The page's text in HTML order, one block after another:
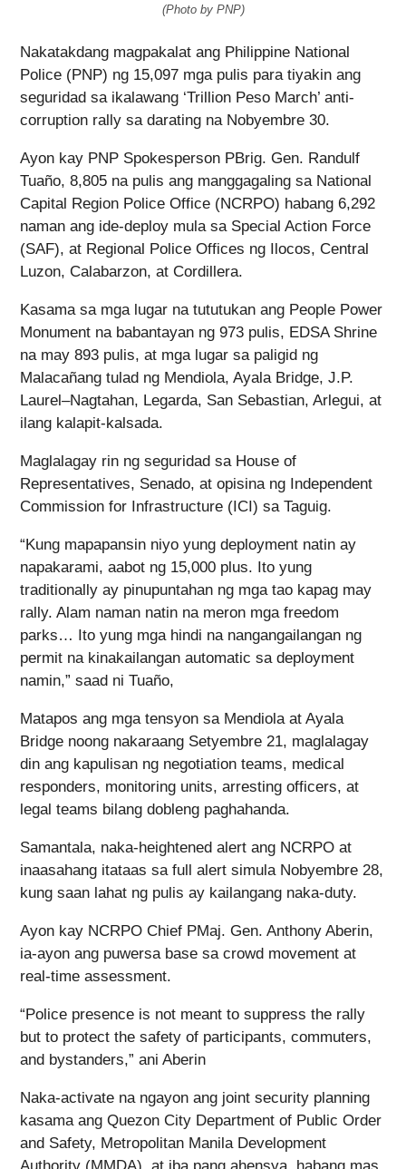
(Photo by PNP)
Nakatakdang magpakalat ang Philippine National
Police (PNP) ng 15,097 mga pulis para tiyakin ang
seguridad sa ikalawang ‘Trillion Peso March’ anti-
corruption rally sa darating na Nobyembre 30.
Ayon kay PNP Spokesperson PBrig. Gen. Randulf
Tuaño, 8,805 na pulis ang manggagaling sa National
Capital Region Police Office (NCRPO) habang 6,292
naman ang ide-deploy mula sa Special Action Force
(SAF), at Regional Police Offices ng Ilocos, Central
Luzon, Calabarzon, at Cordillera.
Kasama sa mga lugar na tututukan ang People Power
Monument na babantayan ng 973 pulis, EDSA Shrine
na may 893 pulis, at mga lugar sa paligid ng
Malacañang tulad ng Mendiola, Ayala Bridge, J.P.
Laurel–Nagtahan, Legarda, San Sebastian, Arlegui, at
ilang kalapit-kalsada.
Maglalagay rin ng seguridad sa House of
Representatives, Senado, at opisina ng Independent
Commission for Infrastructure (ICI) sa Taguig.
“Kung mapapansin niyo yung deployment natin ay
napakarami, aabot ng 15,000 plus. Ito yung
traditionally ay pinupuntahan ng mga tao kapag may
rally. Alam naman natin na meron mga freedom
parks… Ito yung mga hindi na nangangailangan ng
permit na kinakailangan automatic sa deployment
namin,” saad ni Tuaño,
Matapos ang mga tensyon sa Mendiola at Ayala
Bridge noong nakaraang Setyembre 21, maglalagay
din ang kapulisan ng negotiation teams, medical
responders, monitoring units, arresting officers, at
legal teams bilang dobleng paghahanda.
Samantala, naka-heightened alert ang NCRPO at
inaasahang itataas sa full alert simula Nobyembre 28,
kung saan lahat ng pulis ay kailangang naka-duty.
Ayon kay NCRPO Chief PMaj. Gen. Anthony Aberin,
ia-ayon ang puwersa base sa crowd movement at
real-time assessment.
“Police presence is not meant to suppress the rally
but to protect the safety of participants, commuters,
and bystanders,” ani Aberin
Naka-activate na ngayon ang joint security planning
kasama ang Quezon City Department of Public Order
and Safety, Metropolitan Manila Development